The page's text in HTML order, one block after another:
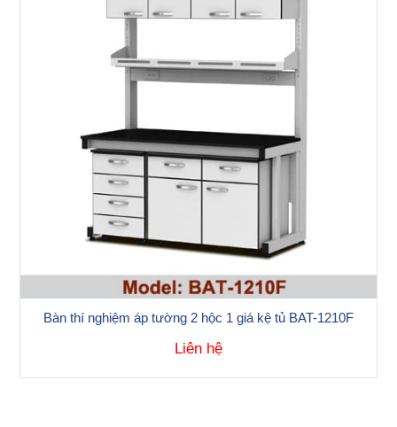
Bàn thí nghiệm áp tường 2 hộc 1 giá kệ tủ BAT-1210F
Liên hệ